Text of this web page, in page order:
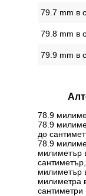
79.7 mm в
79.8 mm в
79.9 mm в
78.9
78.9
до
78.9
милиметър
милиметър
милиметра
сантиметри